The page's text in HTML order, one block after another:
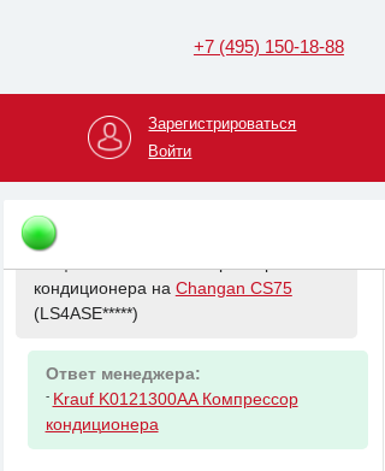
+7 (495) 150-18-88
Зарегистрироваться
Войти
Антифриз на
Ответ менеджера:
VAG G012A8GM1 Антифриз (1 5L)
8 авг 13:17
кондиционера на Changan CS75
(LS4ASE*****)
Ответ менеджера:
- Krauf K0121300AA Компрессор
кондиционера